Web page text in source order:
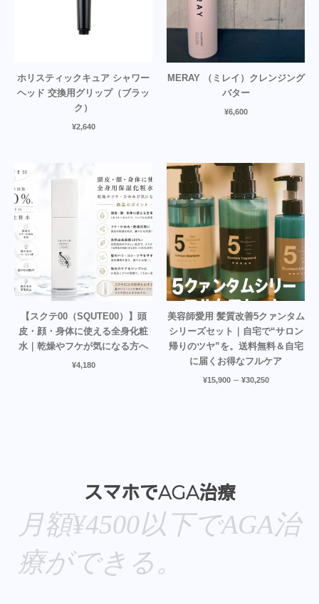
ホリスティックキュア シャワー
ヘッド 交換用グリップ（ブラッ
ク）
¥2,640
MERAY （ミレイ）クレンジング
バター
¥6,600
【スクテ00（SQUTE00）】頭
皮・顔・身体に使える全身化粧
水｜乾燥やフケが気になる方へ
¥4,180
美容師愛用 髪質改善5クァンタム
シリーズセット｜自宅で“サロン
帰りのツヤ”を。送料無料＆自宅
に届くお得なフルケア
¥15,900 – ¥30,250
スマホでAGA治療
月額¥4500以下でAGA治
療ができる。